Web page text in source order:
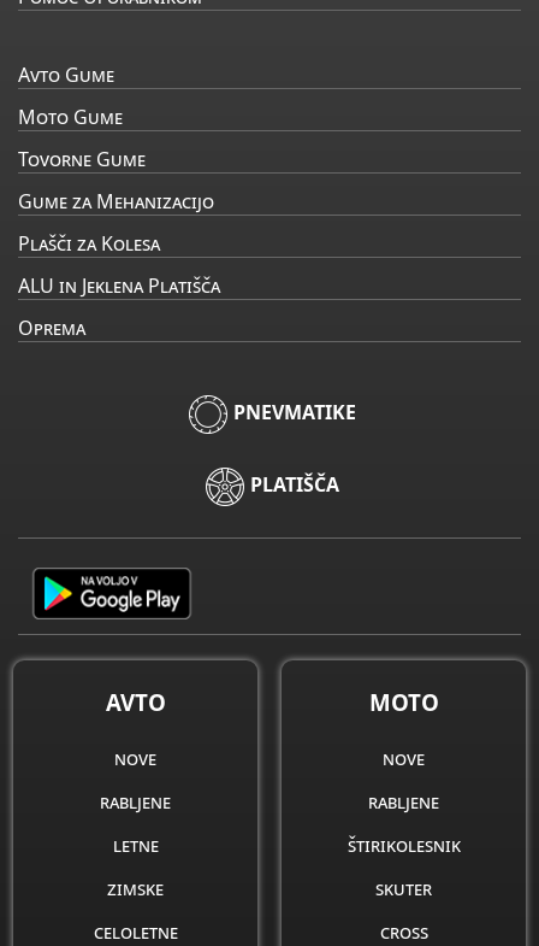
Avto Gume
Moto Gume
Tovorne Gume
Gume za Mehanizacijo
Plašči za Kolesa
ALU in Jeklena Platišča
Oprema
PNEVMATIKE
PLATIŠČA
AVTO
nove
rabljene
letne
zimske
celoletne
MOTO
nove
rabljene
štirikolesnik
skuter
cross